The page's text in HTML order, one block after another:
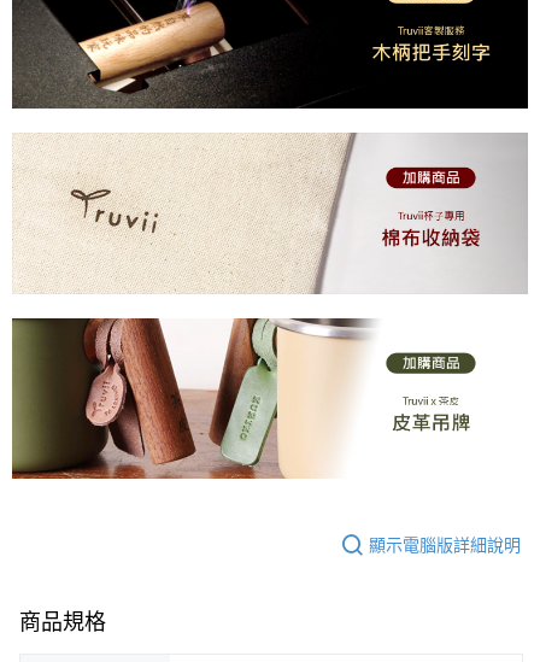
顯示電腦版詳細說明
商品規格